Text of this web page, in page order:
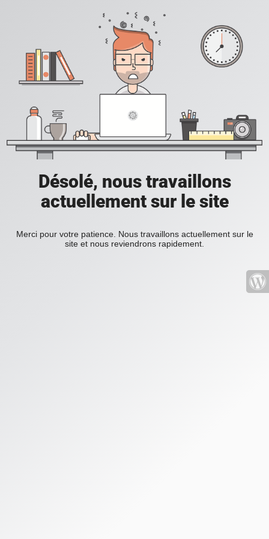
Désolé, nous travaillons
actuellement sur le site
Merci pour votre patience. Nous travaillons actuellement sur le
site et nous reviendrons rapidement.